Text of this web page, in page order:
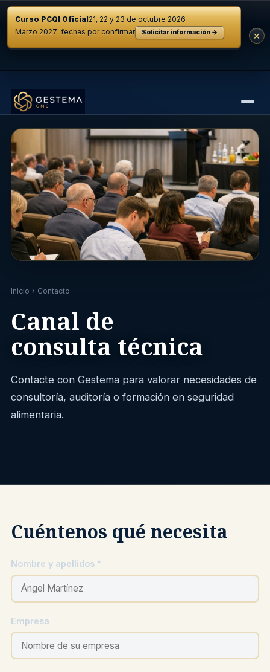
Curso PCQI Oficial21, 22 y 23 de octubre 2026
Marzo 2027: fechas por confirmar
Solicitar información → ×
Inicio › Contacto
Canal de
consulta técnica
Contacte con Gestema para valorar necesidades de
consultoría, auditoría o formación en seguridad
alimentaria.
Cuéntenos qué necesita
Nombre y apellidos *
Empresa